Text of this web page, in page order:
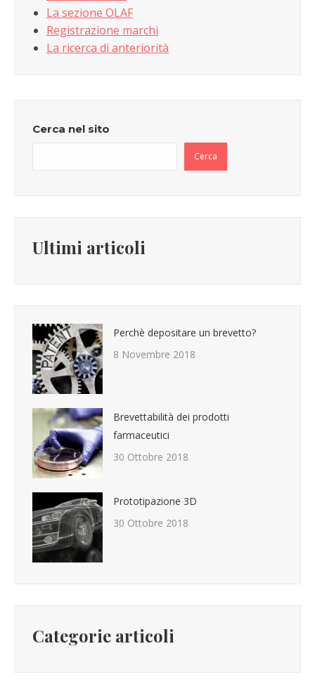
La sezione OLAF
Registrazione marchi
La ricerca di anteriorità
Cerca nel sito
Cerca
Ultimi articoli
Perchè depositare un brevetto?
8 Novembre 2018
Brevettabilità dei prodotti
farmaceutici
30 Ottobre 2018
Prototipazione 3D
30 Ottobre 2018
Categorie articoli